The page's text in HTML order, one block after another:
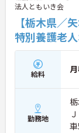
法人ともいき会
【栃木県／
特別養護老
給料
勤務地